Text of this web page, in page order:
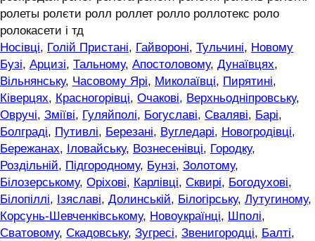
ролеты ролєти ролл роллет ролло роллотекс роло
ролокасети і тд
Носівці, Голій Пристані, Гайвороні, Тульчині, Новому
Бузі, Арцизі, Тальному, Апостоловому, Дунаївцях,
Вільнянську, Часовому Ярі, Миколаївці, Пирятині,
Ківерцях, Красногорівці, Очакові, Верхньодніпровську,
Овручі, Зміїві, Гуляйполі, Богуславі, Сваляві, Барі,
Болграді, Путивлі, Березані, Вугледарі, Новогродівці,
Бережанах, Іловайську, Вознесенівці, Городку,
Роздільній, Підгородному, Бунзі, Золотому,
Білозерському, Оріхові, Карлівці, Сквирі, Богодухові,
Білопіллі, Ізяславі, Долинській, Білогірську, Лутугиному,
Корсунь-Шевченківському, Новоукраїнці, Шполі,
Сватовому, Скадовську, Зугресі, Звенигородці, Балті,